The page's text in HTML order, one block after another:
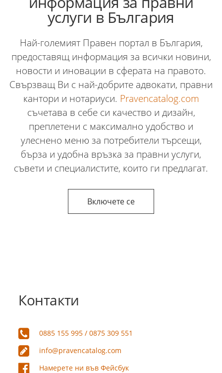
услуги в България
Най-големият Правен портал в България,
предоставящ информация за всички новини,
новости и иновации в сферата на правото.
Свързващ Ви с най-добрите адвокати, правни
кантори и нотариуси. Pravencatalog.com
съчетава в себе си качество и дизайн,
преплетени с максимално удобство и
улеснено меню за потребители търсещи,
бърза и удобна връзка за правни услуги,
съвети и специалистите, които ги предлагат.
Включете се
Контакти
0885 155 995 / 0875 309 551
info@pravencatalog.com
Намерете ни във Фейсбук